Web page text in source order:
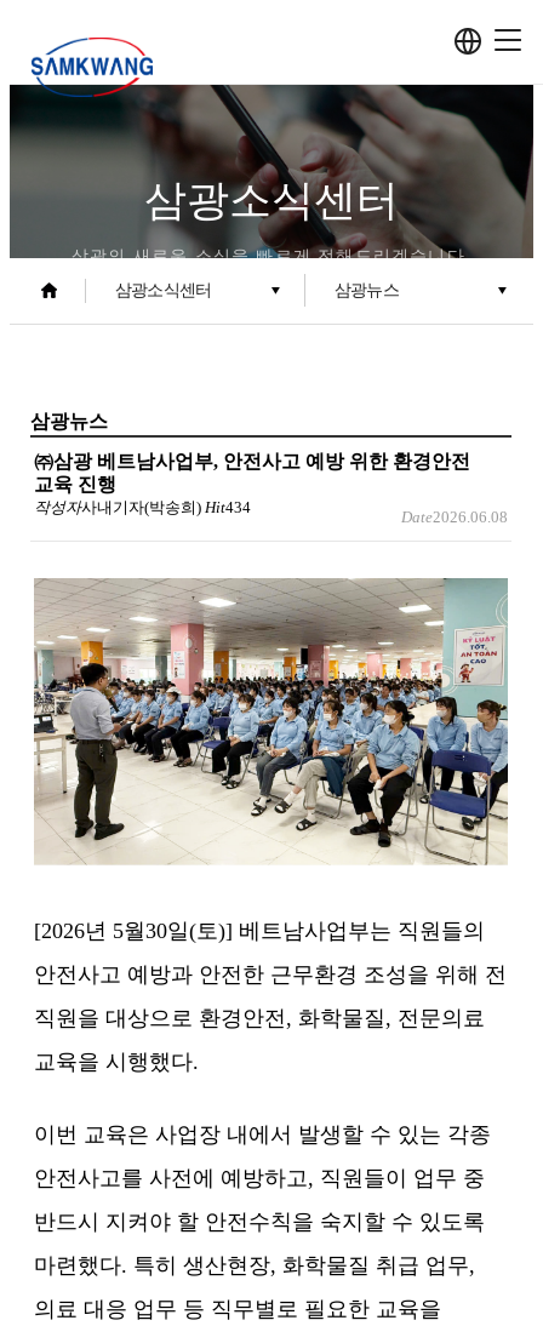
삼광소식센터
삼광의 새로운 소식을 빠르게 전해드리겠습니다.
삼광소식센터
삼광뉴스
삼광뉴스
㈜삼광 베트남사업부, 안전사고 예방 위한 환경안전
교육 진행
작성자사내기자(박송희)
Date2026.06.08
Hit434
[2026년 5월30일(토)] 베트남사업부는 직원들의
안전사고 예방과 안전한 근무환경 조성을 위해 전
직원을 대상으로 환경안전, 화학물질, 전문의료
교육을 시행했다.
이번 교육은 사업장 내에서 발생할 수 있는 각종
안전사고를 사전에 예방하고, 직원들이 업무 중
반드시 지켜야 할 안전수칙을 숙지할 수 있도록
마련했다. 특히 생산현장, 화학물질 취급 업무,
의료 대응 업무 등 직무별로 필요한 교육을